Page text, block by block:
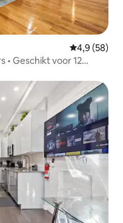
Gemiddelde
4,9 (58)
• Geschikt voor 12